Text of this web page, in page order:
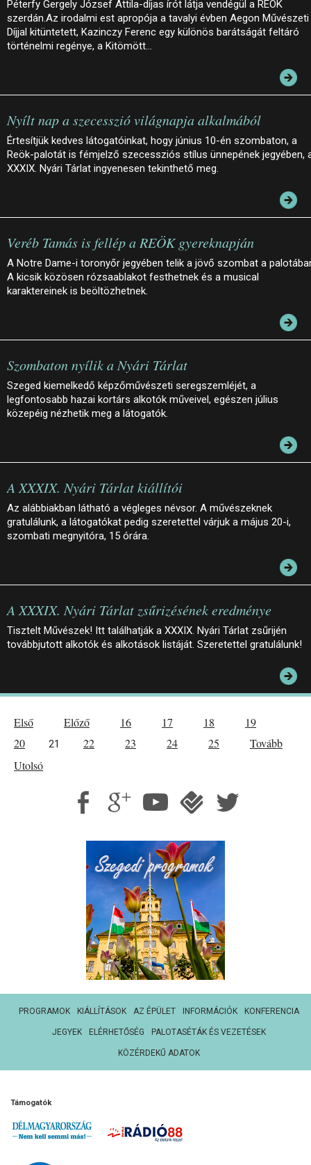
Péterfy Gergely József Attila-díjas írót látja vendégül a REÖK
szerdán.Az irodalmi est apropója a tavalyi évben Aegon Művészeti
Díjjal kitüntetett, Kazinczy Ferenc egy különös barátságát feltáró
történelmi regénye, a Kitömött…
Nyílt nap a szecesszió világnapja alkalmából
Értesítjük kedves látogatóinkat, hogy június 10-én szombaton, a
Reök-palotát is fémjelző szecessziós stílus ünnepének jegyében,
XXXIX. Nyári Tárlat ingyenesen tekinthető meg.
Veréb Tamás is fellép a REÖK gyereknapján
A Notre Dame-i toronyőr jegyében telik a jövő szombat a
A kicsik közösen rózsaablakot festhetnek és a musical
karaktereinek is beöltözhetnek.
Szombaton nyílik a Nyári Tárlat
Szeged kiemelkedő képzőművészeti seregszemléjét, a
legfontosabb hazai kortárs alkotók műveivel, egészen július
közepéig nézhetik meg a látogatók.
A XXXIX. Nyári Tárlat kiállítói
Az alábbiakban látható a végleges névsor. A művészeknek
gratulálunk, a látogatókat pedig szeretettel várjuk a május 20-i,
szombati megnyitóra, 15 órára.
A XXXIX. Nyári Tárlat zsűrizésének eredménye
Tisztelt Művészek! Itt találhatják a XXXIX. Nyári Tárlat zsűrijén
továbbjutott alkotók és alkotások listáját. Szeretettel gratulálunk!
Első Előző 16 17 18
19
20
21 22 23 24 25
Tovább
Utolsó
PROGRAMOK KIÁLLÍTÁSOK AZ ÉPÜLET INFORMÁCIÓK KONFERENCIA
JEGYEK ELÉRHETŐSÉG PALOTASÉTÁK ÉS VEZETÉSEK
KÖZÉRDEKŰ ADATOK
Támogatók